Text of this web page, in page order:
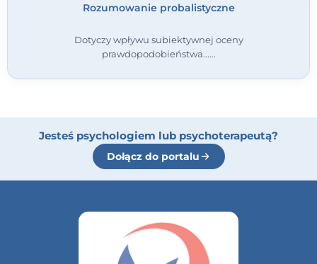
Rozumowanie probalistyczne
Dotyczy wpływu subiektywnej oceny
prawdopodobieństwa...
Jesteś psychologiem lub psychoterapeutą?
Dołącz do portalu